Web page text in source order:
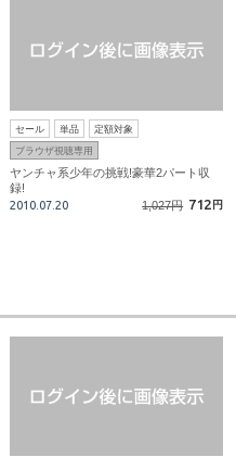
セール 単品
定額対象
ブラウザ視聴専用
ヤンチャ系少年の挑戦!豪華2パート収
録!
2010.07.20
1,027円 712 円